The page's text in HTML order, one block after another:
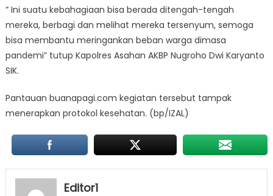
” Ini suatu kebahagiaan bisa berada ditengah-tengah
mereka, berbagi dan melihat mereka tersenyum, semoga
bisa membantu meringankan beban warga dimasa
pandemi” tutup Kapolres Asahan AKBP Nugroho Dwi Karyanto
SIK.
Pantauan buanapagi.com kegiatan tersebut tampak
menerapkan protokol kesehatan. (bp/IZAL)
Editor1